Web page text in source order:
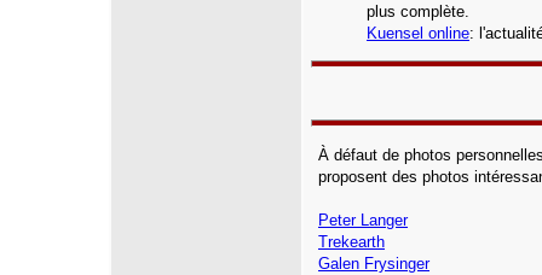
plus complète.
Kuensel online:
À défaut de photos
proposent des photos
Peter Langer
Trekearth
Galen Frysinger